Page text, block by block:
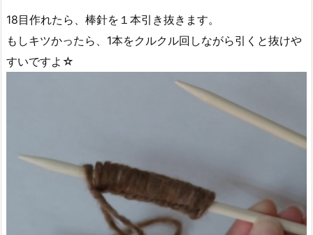
18目作れたら、棒針を１本引き抜きます。
もしキツかったら、1本をクルクル回しながら引くと抜けや
すいですよ☆